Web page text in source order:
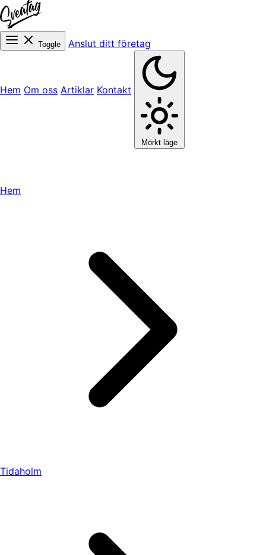
Toggle Anslut ditt företag
Hem Om oss Artiklar Kontakt
Mörkt läge
Hem
Tidaholm